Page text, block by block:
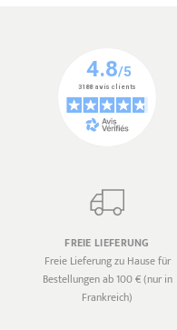
FREIE LIEFERUNG
Freie Lieferung zu Hause für
Bestellungen ab 100 € (nur in
Frankreich)